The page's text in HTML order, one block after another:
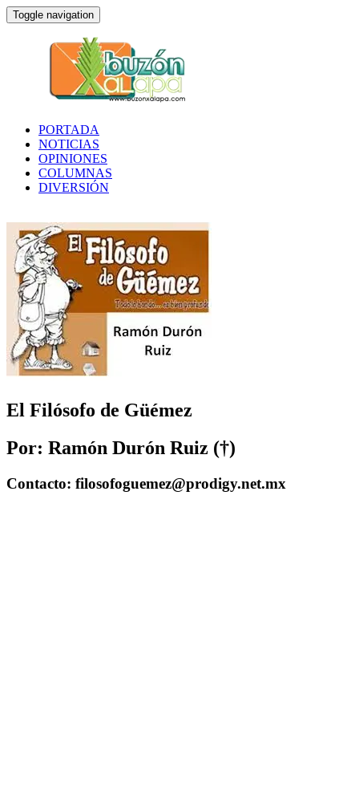
Toggle navigation
PORTADA
NOTICIAS
OPINIONES
COLUMNAS
DIVERSIÓN
El Filósofo de Güémez
Por: Ramón Durón Ruiz (†)
Contacto: filosofoguemez@prodigy.net.mx